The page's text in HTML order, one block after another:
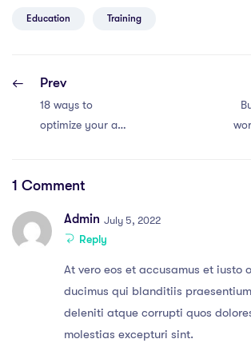
Education Training
Prev
18 ways to
optimize your ad
1 Comment
Admin July 5, 2022
Reply
At vero eos et accusamus et iusto
ducimus qui blanditiis
deleniti atque corrupti quos
molestias excepturi sint.